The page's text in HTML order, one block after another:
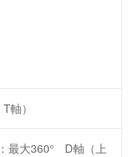
軸）
最大360° D軸（上